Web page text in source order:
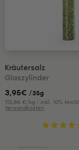
Kräutersalz
Glaszylinder
3,95€ /35g
112,86 €/kg | inkl. 10%
Versandkosten